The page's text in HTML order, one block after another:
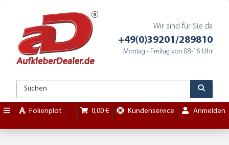
Wir sind für Sie da
+49(0)39201/289810
Montag - Freitag von 08-16 Uhr
Folienplot 0,00 € Kundenservice Anmelden